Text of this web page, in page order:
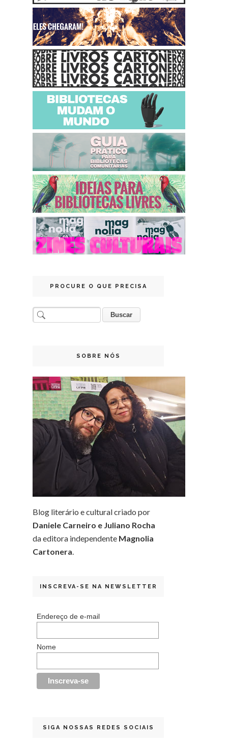
PROCURE O QUE PRECISA
SOBRE NÓS
Blog literário e cultural criado por
Daniele Carneiro e Juliano Rocha
da editora independente Magnolia
Cartonera.
INSCREVA-SE NA NEWSLETTER
Endereço de e-mail
Nome
SIGA NOSSAS REDES SOCIAIS